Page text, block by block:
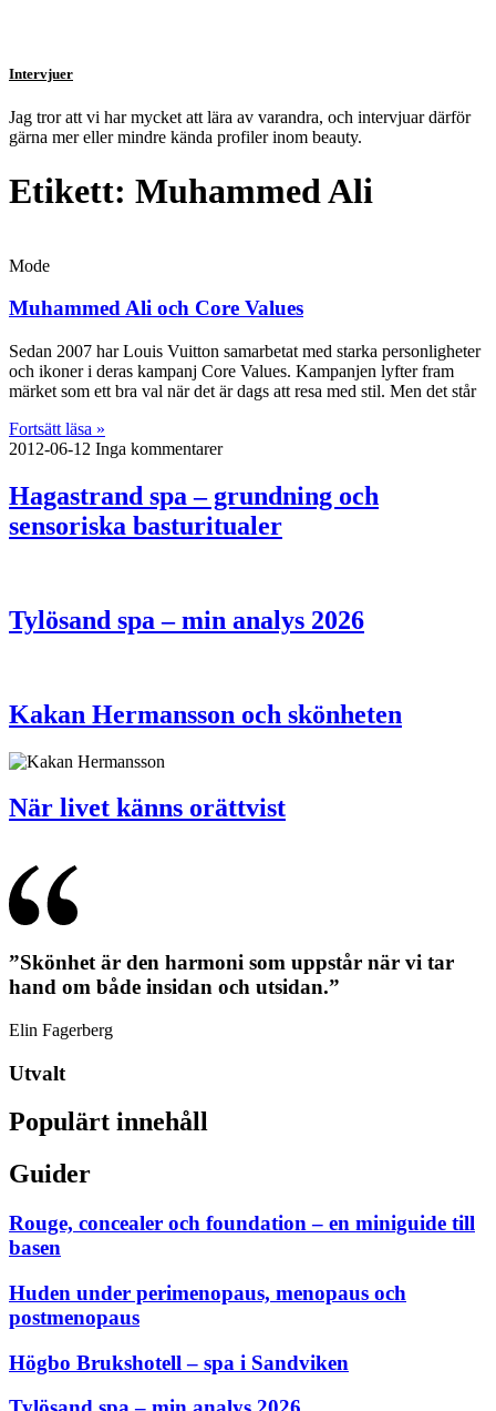
Intervjuer
Jag tror att vi har mycket att lära av varandra, och intervjuar därför
gärna mer eller mindre kända profiler inom beauty.
Etikett: Muhammed Ali
Mode
Muhammed Ali och Core Values
Sedan 2007 har Louis Vuitton samarbetat med starka personligheter
och ikoner i deras kampanj Core Values. Kampanjen lyfter fram
märket som ett bra val när det är dags att resa med stil. Men det står
Fortsätt läsa »
2012-06-12 Inga kommentarer
Hagastrand spa – grundning och
sensoriska basturitualer
Tylösand spa – min analys 2026
Kakan Hermansson och skönheten
När livet känns orättvist
”Skönhet är den harmoni som uppstår när vi tar
hand om både insidan och utsidan.”
Elin Fagerberg
Utvalt
Populärt innehåll
Guider
Rouge, concealer och foundation – en miniguide till
basen
Huden under perimenopaus, menopaus och
postmenopaus
Högbo Brukshotell – spa i Sandviken